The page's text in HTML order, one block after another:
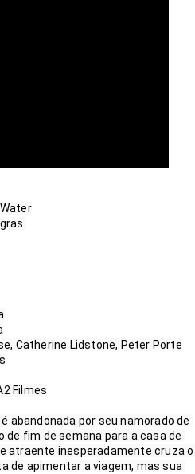
Catherine Lidstone, Peter Porte
Filmes
abandonada por seu namorado de
de fim de semana para a casa de
atraente inesperadamente cruza o
de apimentar a viagem, mas sua